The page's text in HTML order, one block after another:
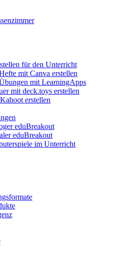
für den Unterricht
mit Canva erstellen
mit LearningApps
mit deck.toys erstellen
erstellen
eduBreakout
eduBreakout
im Unterricht